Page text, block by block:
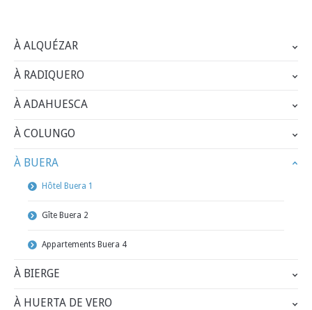
À ALQUÉZAR
À RADIQUERO
À ADAHUESCA
À COLUNGO
À BUERA
Hôtel Buera 1
Gîte Buera 2
Appartements Buera 4
À BIERGE
À HUERTA DE VERO